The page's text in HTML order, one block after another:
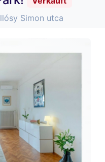
Simon utca